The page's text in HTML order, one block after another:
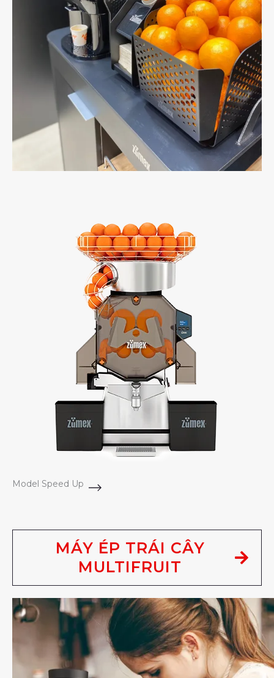
Model Speed Up
MÁY ÉP TRÁI CÂY
MULTIFRUIT